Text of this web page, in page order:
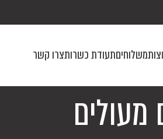
משלוחיםתעודת כשרותצרו קשר
מעולים